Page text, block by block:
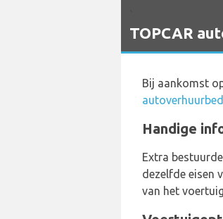
TOPCAR
Bij aankomst
Handige
Extra
dezelfde eisen
van het